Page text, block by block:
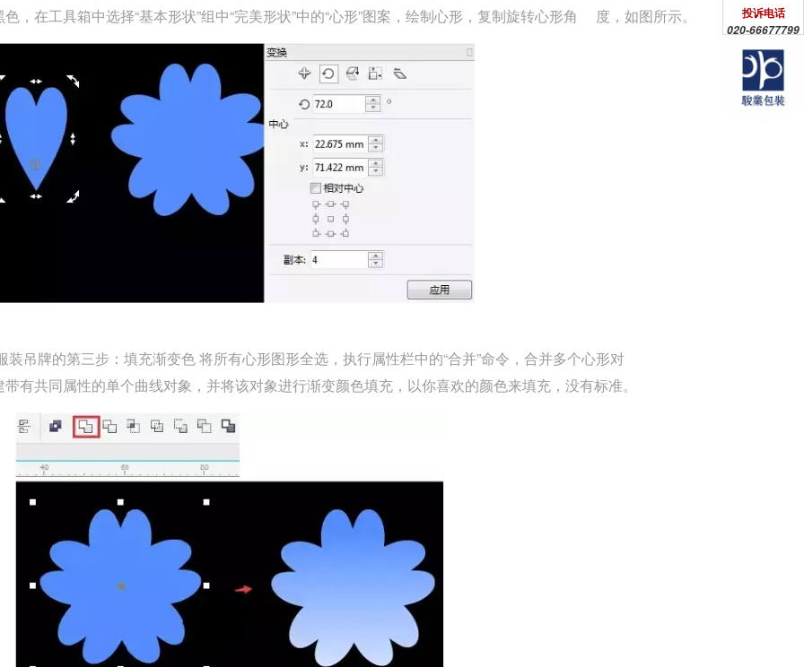
，在工具箱中选择“基本形状”组中“完美形状”中的“心形”图案，绘制心形，复制旋转心形角
度，如图所示。
吊牌的第三步：填充渐变色 将所有心形图形全选，执行属性栏中的“合并”命令，合并多个心形对
带有共同属性的单个曲线对象，并将该对象进行渐变颜色填充，以你喜欢的颜色来填充，没有标准。
投诉电话
020-66677799